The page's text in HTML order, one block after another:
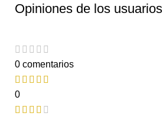
Opiniones de los usuarios
0 comentarios
0